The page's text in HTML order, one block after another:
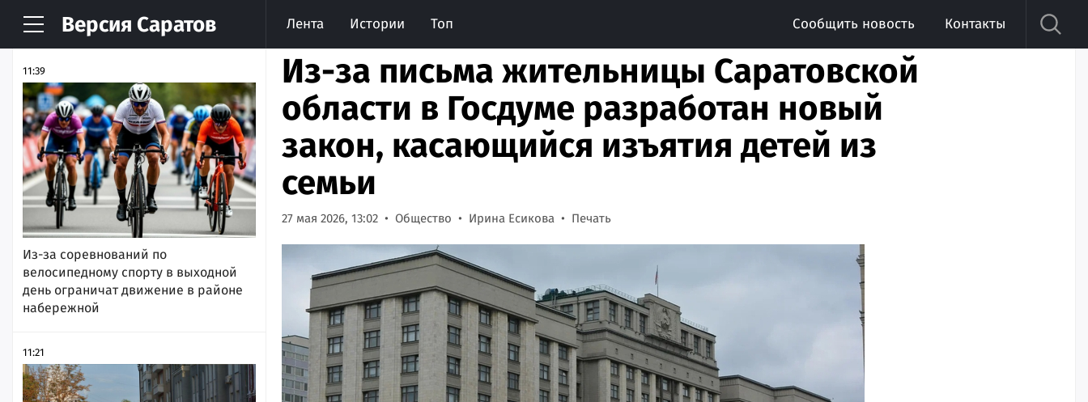
Версия Саратов Лента Истории Топ Сообщить новость Контакты
НОВОСТИ АРХИВ
11:39
Из-за соревнований по
велосипедному спорту в выходной
день ограничат движение в районе
набережной
11:21
Из-за письма жительницы Саратовской
области в Госдуме разработан новый
закон, касающийся изъятия детей из
семьи
27 мая 2026, 13:02 Общество Ирина Есикова Печать